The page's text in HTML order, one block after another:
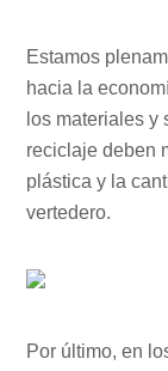
Estamos
hacia la
los materiales y
reciclaje deben
plástica y la
vertedero.
Por último, en